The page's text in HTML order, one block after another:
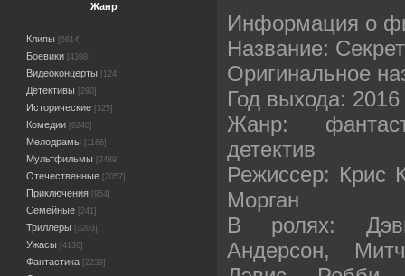
Жанр
Клипы [5614]
Боевики [4398]
Видеоконцерты [124]
Детективы [290]
Исторические [325]
Комедии [6240]
Мелодрамы [1166]
Мультфильмы [2489]
Отечественные [2057]
Приключения [954]
Семейные [241]
Триллеры [3203]
Ужасы [4136]
Фантастика [2239]
Информация о
Название:
Оригинальное
Год выхода: 2016
Жанр:
детектив
Режиссер: Крис
Морган
В ролях:
Андерсон,